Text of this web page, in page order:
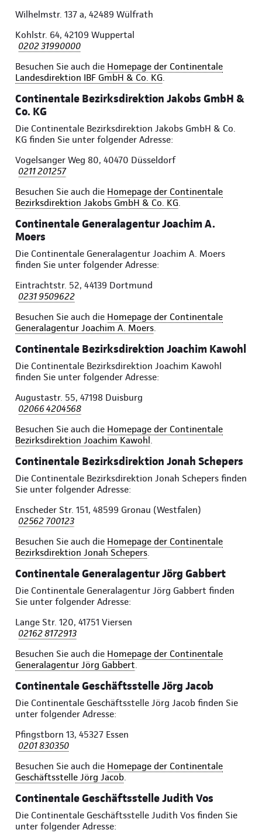
Wilhelmstr. 137 a, 42489 Wülfrath
Kohlstr. 64, 42109 Wuppertal
0202 31990000
Besuchen Sie auch die Homepage der Continentale
Landesdirektion IBF GmbH & Co. KG.
Continentale Bezirksdirektion Jakobs GmbH &
Co. KG
Die Continentale Bezirksdirektion Jakobs GmbH & Co.
KG finden Sie unter folgender Adresse:
Vogelsanger Weg 80, 40470 Düsseldorf
0211 201257
Besuchen Sie auch die Homepage der Continentale
Bezirksdirektion Jakobs GmbH & Co. KG.
Continentale Generalagentur Joachim A.
Moers
Die Continentale Generalagentur Joachim A. Moers
finden Sie unter folgender Adresse:
Eintrachtstr. 52, 44139 Dortmund
0231 9509622
Besuchen Sie auch die Homepage der Continentale
Generalagentur Joachim A. Moers.
Continentale Bezirksdirektion Joachim Kawohl
Die Continentale Bezirksdirektion Joachim Kawohl
finden Sie unter folgender Adresse:
Augustastr. 55, 47198 Duisburg
02066 4204568
Besuchen Sie auch die Homepage der Continentale
Bezirksdirektion Joachim Kawohl .
Continentale Bezirksdirektion Jonah Schepers
Die Continentale Bezirksdirektion Jonah Schepers finden
Sie unter folgender Adresse:
Enscheder Str. 151, 48599 Gronau (Westfalen)
02562 700123
Besuchen Sie auch die Homepage der Continentale
Bezirksdirektion Jonah Schepers.
Continentale Generalagentur Jörg Gabbert
Die Continentale Generalagentur Jörg Gabbert finden
Sie unter folgender Adresse:
Lange Str. 120, 41751 Viersen
02162 8172913
Besuchen Sie auch die Homepage der Continentale
Generalagentur Jörg Gabbert.
Continentale Geschäftsstelle Jörg Jacob
Die Continentale Geschäftsstelle Jörg Jacob finden Sie
unter folgender Adresse:
Pfingstborn 13, 45327 Essen
0201 830350
Besuchen Sie auch die Homepage der Continentale
Geschäftsstelle Jörg Jacob.
Continentale Geschäftsstelle Judith Vos
Die Continentale Geschäftsstelle Judith Vos finden Sie
unter folgender Adresse: